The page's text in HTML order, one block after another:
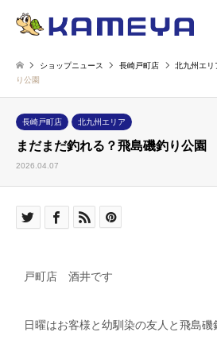
ショップニュース 長崎戸町店 北九州エリ
り公園
長崎戸町店 北九州エリア
まだまだ釣れる？飛島磯釣り公園
2026.04.07
戸町店 酒井です
日曜はお客様と幼馴染の友人と飛島磯